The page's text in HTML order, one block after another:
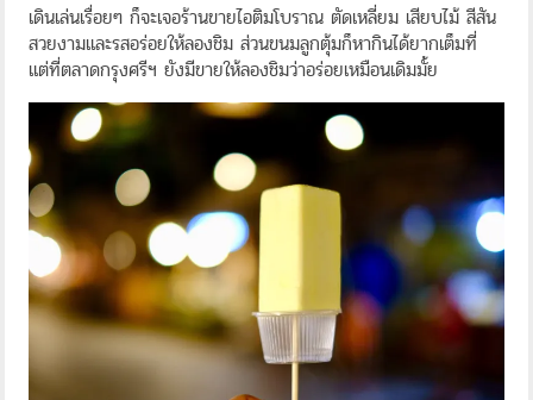
เดินเล่นเรื่อยๆ ก็จะเจอร้านขายไอติมโบราณ ตัดเหลี่ยม เสียบไม้ สีสัน
สวยงามและรสอร่อยให้ลองชิม ส่วนขนมลูกตุ้มก็หากินได้ยากเต็มที่
แต่ที่ตลาดกรุงศรีฯ ยังมีขายให้ลองชิมว่าอร่อยเหมือนเดิมมั้ย